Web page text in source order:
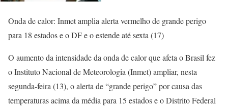
Onda de calor: Inmet amplia alerta vermelho de grande perigo
para 18 estados e o DF e o estende até sexta (17)
O aumento da intensidade da onda de calor que afeta o Brasil fez
o Instituto Nacional de Meteorologia (Inmet) ampliar, nesta
segunda-feira (13), o alerta de “grande perigo” por causa das
temperaturas acima da média para 15 estados e o Distrito Federal